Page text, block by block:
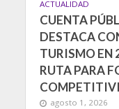
ACTUALIDAD
CUENTA
DESTACA
TURISMO EN
RUTA PARA
agosto 1, 2026